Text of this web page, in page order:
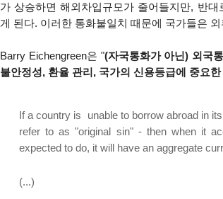
가 상승하면 해외차입규모가 줄어들지만, 반
게 된다. 이러한 통화불일치 때문에 국가들은
Barry Eichengreen은 "(자국통화가 아닌) 외국
불안정성, 환율 관리, 국가의 신용등급에 중요
If a country is unable to borrow abroad in
refer to as "original sin" - then when it
expected to do, it will have an aggregate
(...)